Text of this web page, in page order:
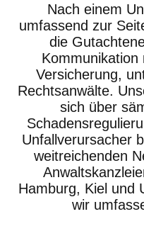
Nach einem
umfassend zur
die
Kommunikation
Versicherung,
Rechtsanwälte.
sich über
Unfallverursacher
weitreichenden
Hamburg, Kiel und
wir